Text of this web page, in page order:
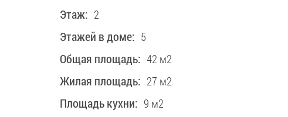
Этаж: 2
Этажей в доме: 5
Общая площадь: 42 м2
Жилая площадь: 27 м2
Площадь кухни: 9 м2